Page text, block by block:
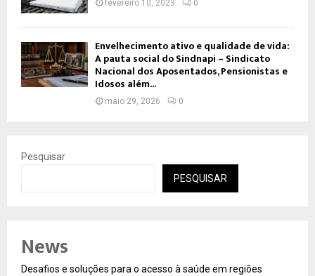
fevereiro 10, 2023 0
Envelhecimento ativo e qualidade de vida:
A pauta social do Sindnapi – Sindicato
Nacional dos Aposentados, Pensionistas e
Idosos além...
maio 29, 2026 0
Pesquisar
PESQUISAR
News
Desafios e soluções para o acesso à saúde em regiões